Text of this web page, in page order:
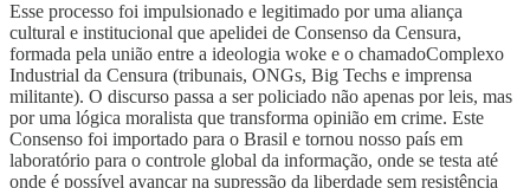
Esse processo foi impulsionado e legitimado por uma aliança
cultural e institucional que apelidei de Consenso da Censura,
formada pela união entre a ideologia woke e o chamadoComplexo
Industrial da Censura (tribunais, ONGs, Big Techs e imprensa
militante). O discurso passa a ser policiado não apenas por leis, mas
por uma lógica moralista que transforma opinião em crime. Este
Consenso foi importado para o Brasil e tornou nosso país em
laboratório para o controle global da informação, onde se testa até
onde é possível avançar na supressão da liberdade sem resistência